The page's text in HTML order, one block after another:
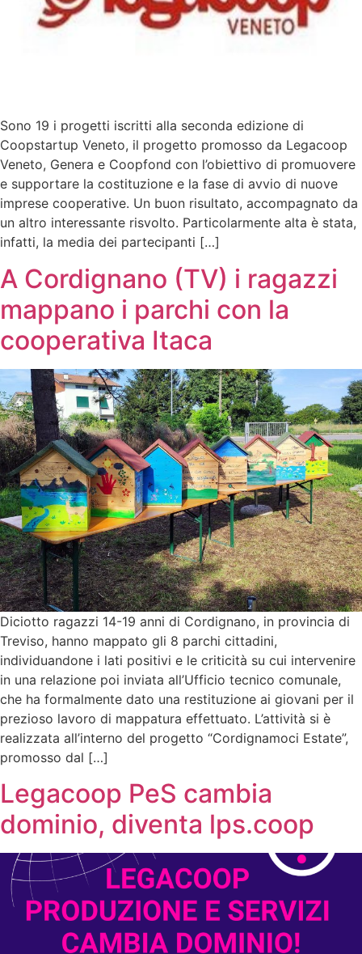
Sono 19 i progetti iscritti alla seconda edizione di
Coopstartup Veneto, il progetto promosso da Legacoop
Veneto, Genera e Coopfond con l’obiettivo di promuovere
e supportare la costituzione e la fase di avvio di nuove
imprese cooperative. Un buon risultato, accompagnato da
un altro interessante risvolto. Particolarmente alta è stata,
infatti, la media dei partecipanti […]
A Cordignano (TV) i ragazzi
mappano i parchi con la
cooperativa Itaca
Diciotto ragazzi 14-19 anni di Cordignano, in provincia di
Treviso, hanno mappato gli 8 parchi cittadini,
individuandone i lati positivi e le criticità su cui intervenire
in una relazione poi inviata all’Ufficio tecnico comunale,
che ha formalmente dato una restituzione ai giovani per il
prezioso lavoro di mappatura effettuato. L’attività si è
realizzata all’interno del progetto “Cordignamoci Estate”,
promosso dal […]
Legacoop PeS cambia
dominio, diventa lps.coop